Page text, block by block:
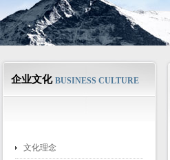
企业文化 BUSINESS CULTURE
文化理念